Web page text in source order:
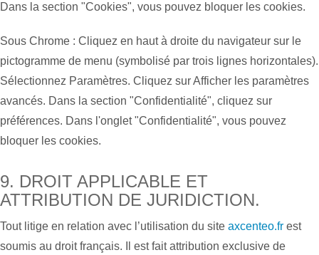
Dans la section "Cookies", vous pouvez bloquer les cookies.
Sous Chrome : Cliquez en haut à droite du navigateur sur le
pictogramme de menu (symbolisé par trois lignes horizontales).
Sélectionnez Paramètres. Cliquez sur Afficher les paramètres
avancés. Dans la section "Confidentialité", cliquez sur
préférences. Dans l'onglet "Confidentialité", vous pouvez
bloquer les cookies.
9. DROIT APPLICABLE ET
ATTRIBUTION DE JURIDICTION.
Tout litige en relation avec l’utilisation du site axcenteo.fr est
soumis au droit français. Il est fait attribution exclusive de